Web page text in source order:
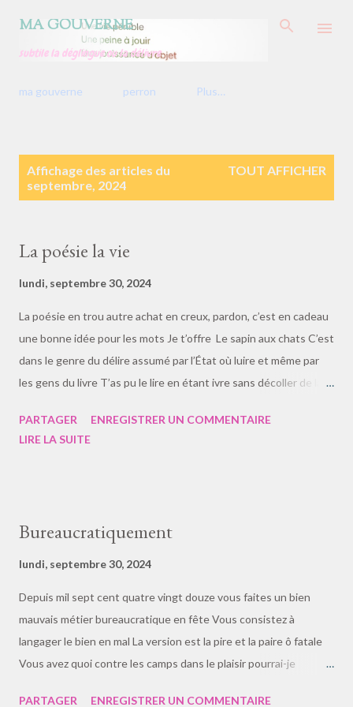
Accéder au contenu principal
MA GOUVERNE
subtile la déglingue ou la délivre
ma gouverne perron Plus…
Affichage des articles du
septembre, 2024
TOUT AFFICHER
La poésie la vie
lundi, septembre 30, 2024
La poésie en trou autre achat en creux, pardon, c’est en cadeau
une bonne idée pour les mots Je t’offre Le sapin aux chats C’est
dans le genre du délire assumé par l’État où luire et même par
les gens du livre T’as pu le lire en étant ivre sans décoller de la
l’enquête Si fallait exister sans nous… Voilà on devrait lui créer
PARTAGER
ENREGISTRER UN COMMENTAIRE
LIRE LA SUITE
Bureaucratiquement
lundi, septembre 30, 2024
Depuis mil sept cent quatre vingt douze vous faites un bien
mauvais métier bureaucratique en fête Vous consistez à
langager le bien en mal La version est la pire et la paire ô fatale
Vous avez quoi contre les camps dans le plaisir pourrai-je
PARTAGER
ENREGISTRER UN COMMENTAIRE